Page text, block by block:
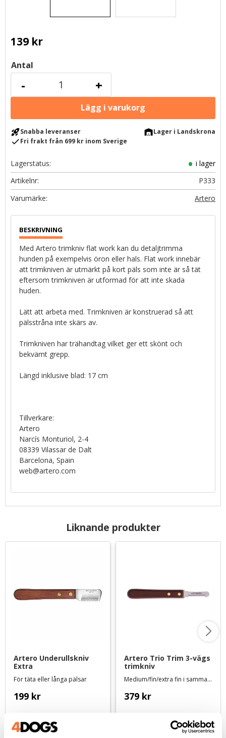
139kr
Antal
+
-
rocket_launchSnabba leveranser warehouseLager i Landskrona
checkFri frakt från 699 kr inom Sverige
Lagerstatus
i lager
Artikelnr
P333
Artero
Med Artero trimkniv flat work kan du detaljtrimma
hunden på exempelvis öron eller hals. Flat work innebär
att trimkniven är utmärkt på kort päls som inte är så tät
eftersom trimkniven är utformad för att inte skada
huden.
Lätt att arbeta med. Trimkniven är konstruerad så att
pälsstråna inte skärs av.
Trimkniven har trähandtag vilket ger ett skönt och
bekvämt grepp.
Längd inklusive blad: 17 cm
Tillverkare:
Artero
Narcís Monturiol, 2-4
08339 Vilassar de Dalt
Barcelona, Spain
web@artero.com
Liknande produkter
Artero Underullskniv
Extra
För täta eller långa pälsar
199 kr
Artero Trio Trim 3-vägs
trimkniv
Medium/fin/extra fin i samma verktyg
379 kr